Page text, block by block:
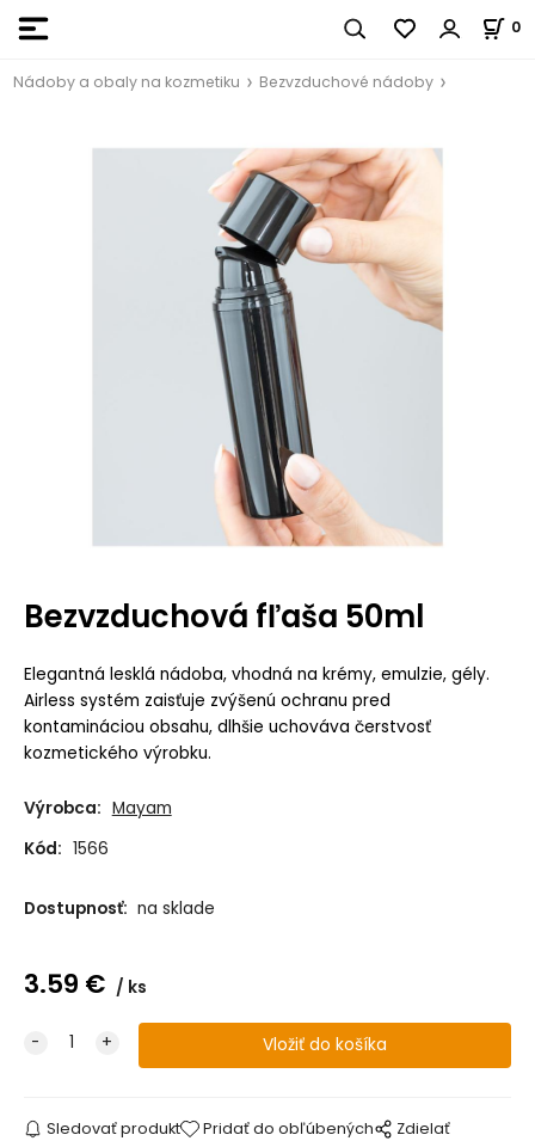
0
Nádoby a obaly na kozmetiku Bezvzduchové nádoby
Bezvzduchová fľaša 50ml
Elegantná lesklá nádoba, vhodná na krémy, emulzie, gély.
Airless systém zaisťuje zvýšenú ochranu pred
kontamináciou obsahu, dlhšie uchováva čerstvosť
kozmetického výrobku.
Výrobca: Mayam
Kód: 1566
Dostupnosť: na sklade
3.59 € ks
Sledovať produkt Pridať do obľúbených Zdielať